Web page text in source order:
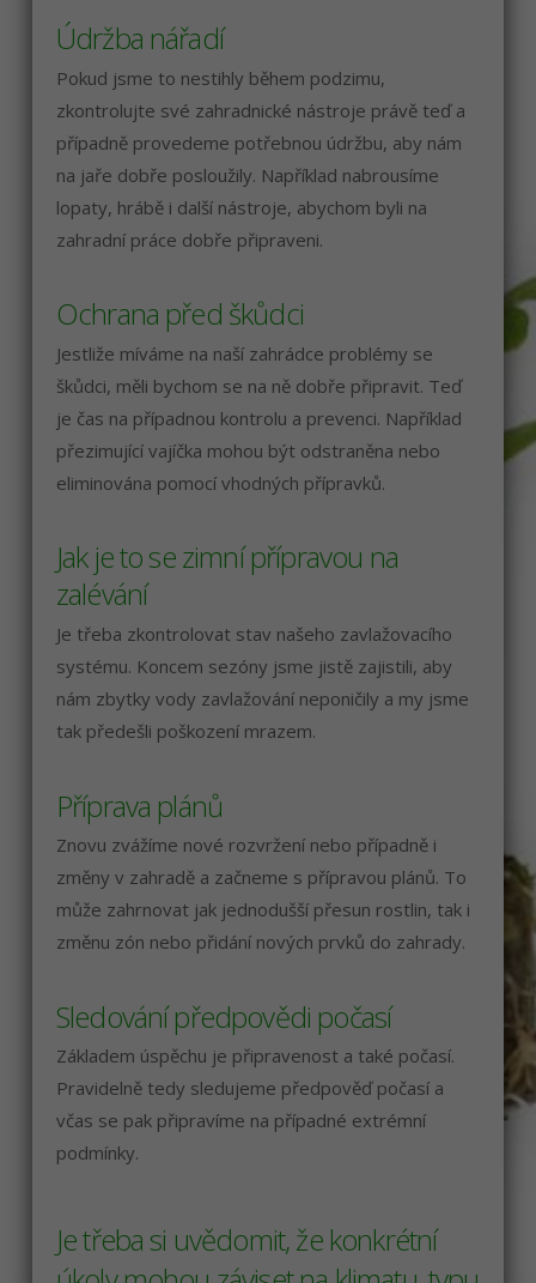
Údržba nářadí
Pokud jsme to nestihly během podzimu,
zkontrolujte své zahradnické nástroje právě teď a
případně provedeme potřebnou údržbu, aby nám
na jaře dobře posloužily. Například nabrousíme
lopaty, hrábě i další nástroje, abychom byli na
zahradní práce dobře připraveni.
Ochrana před škůdci
Jestliže míváme na naší zahrádce problémy se
škůdci, měli bychom se na ně dobře připravit. Teď
je čas na případnou kontrolu a prevenci. Například
přezimující vajíčka mohou být odstraněna nebo
eliminována pomocí vhodných přípravků.
Jak je to se zimní přípravou na
zalévání
Je třeba zkontrolovat stav našeho zavlažovacího
systému. Koncem sezóny jsme jistě zajistili, aby
nám zbytky vody zavlažování neponičily a my jsme
tak předešli poškození mrazem.
Příprava plánů
Znovu zvážíme nové rozvržení nebo případně i
změny v zahradě a začneme s přípravou plánů. To
může zahrnovat jak jednodušší přesun rostlin, tak i
změnu zón nebo přidání nových prvků do zahrady.
Sledování předpovědi počasí
Základem úspěchu je připravenost a také počasí.
Pravidelně tedy sledujeme předpověď počasí a
včas se pak připravíme na případné extrémní
podmínky.
Je třeba si uvědomit, že konkrétní